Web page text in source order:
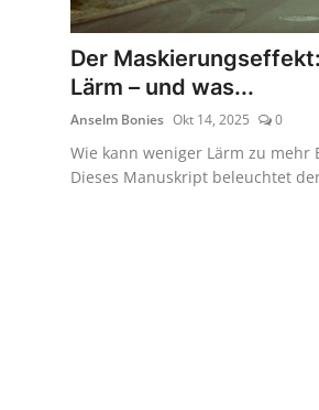
Der
Lärm – und was...
Anselm Bonies Okt 14, 2025 0
Wie kann weniger Lärm zu mehr
Dieses Manuskript beleuchtet